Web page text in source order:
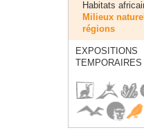
Habitats
Milieux
régions
EXPOSITIONS
TEMPORAIRES